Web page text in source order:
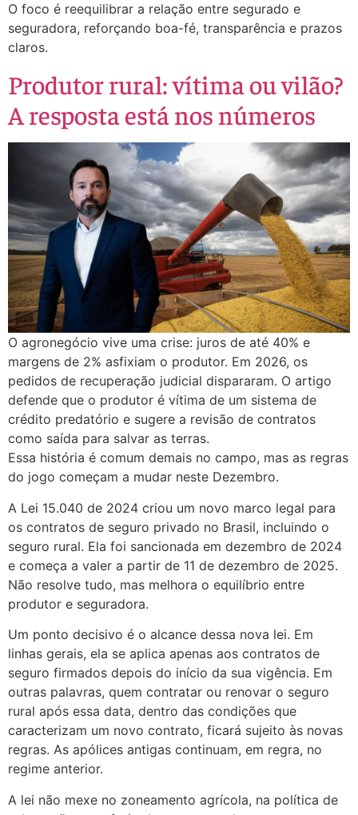
O foco é reequilibrar a relação entre segurado e
seguradora, reforçando boa-fé, transparência e prazos
claros.
Produtor rural: vítima ou vilão?
A resposta está nos números
O agronegócio vive uma crise: juros de até 40% e
margens de 2% asfixiam o produtor. Em 2026, os
pedidos de recuperação judicial dispararam. O artigo
defende que o produtor é vítima de um sistema de
crédito predatório e sugere a revisão de contratos
como saída para salvar as terras.
Essa história é comum demais no campo, mas as regras
do jogo começam a mudar neste Dezembro.
A Lei 15.040 de 2024 criou um novo marco legal para
os contratos de seguro privado no Brasil, incluindo o
seguro rural. Ela foi sancionada em dezembro de 2024
e começa a valer a partir de 11 de dezembro de 2025.
Não resolve tudo, mas melhora o equilíbrio entre
produtor e seguradora.
Um ponto decisivo é o alcance dessa nova lei. Em
linhas gerais, ela se aplica apenas aos contratos de
seguro firmados depois do início da sua vigência. Em
outras palavras, quem contratar ou renovar o seguro
rural após essa data, dentro das condições que
caracterizam um novo contrato, ficará sujeito às novas
regras. As apólices antigas continuam, em regra, no
regime anterior.
A lei não mexe no zoneamento agrícola, na política de